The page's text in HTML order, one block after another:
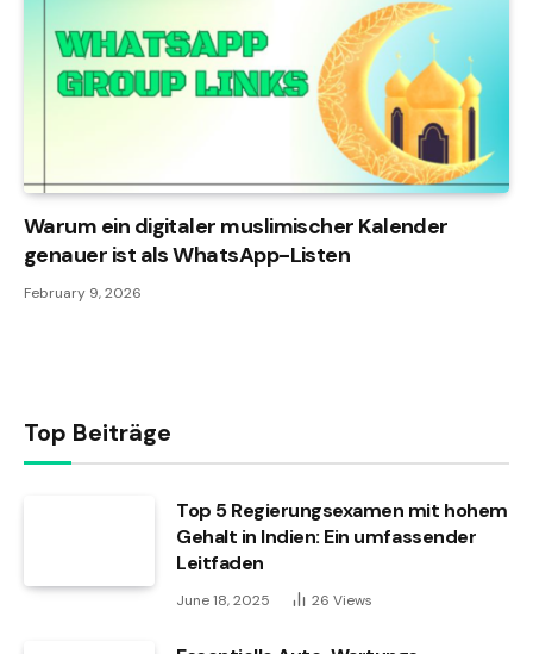
Warum ein digitaler muslimischer Kalender
genauer ist als WhatsApp-Listen
February 9, 2026
Top Beiträge
Top 5 Regierungsexamen mit hohem
Gehalt in Indien: Ein umfassender
Leitfaden
June 18, 2025 26 Views